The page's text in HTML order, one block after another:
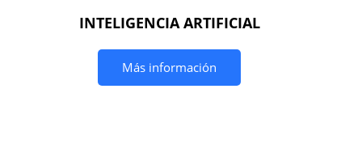
INTELIGENCIA ARTIFICIAL
Más información